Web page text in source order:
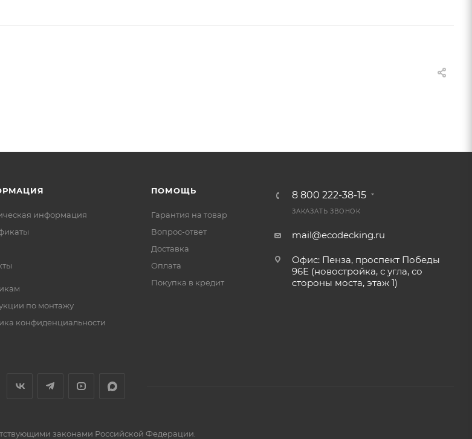
информация
по монтажу
конфиденциальности
ПОМОЩЬ
Гарантия на товар
Вопрос-ответ
Доставка
Оплата
Покупка в кредит
8 800 222-38-15
ЗАКАЗАТЬ ЗВОНОК
mail@ecodecking.ru
Офис: Пенза, проспект Победы
96Е (новостройка, с угла, со
стороны моста, этаж 1)
законами Российской Федерации.